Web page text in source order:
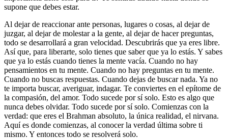
supone que debes estar.
Al dejar de reaccionar ante personas, lugares o cosas, al dejar de
juzgar, al dejar de molestar a la gente, al dejar de hacer preguntas,
todo se desarrollará a gran velocidad. Descubrirás que ya eres libre.
Así que, para liberarte, solo tienes que saber que ya lo estás. Y sabes
que ya lo estás cuando tienes la mente vacía. Cuando no hay
pensamientos en tu mente. Cuando no hay preguntas en tu mente.
Cuando no buscas respuestas. Cuando dejas de buscar nada. Ya no
te importa buscar, averiguar, indagar. Te conviertes en el epítome de
la compasión, del amor. Todo sucede por sí solo. Esto es algo que
nunca debes olvidar. Todo sucede por sí solo. Comienzas con la
verdad: que eres el Brahman absoluto, la única realidad, el nirvana.
Aquí es donde comienzas, al conocer la verdad última sobre ti
mismo. Y entonces todo se resolverá solo.